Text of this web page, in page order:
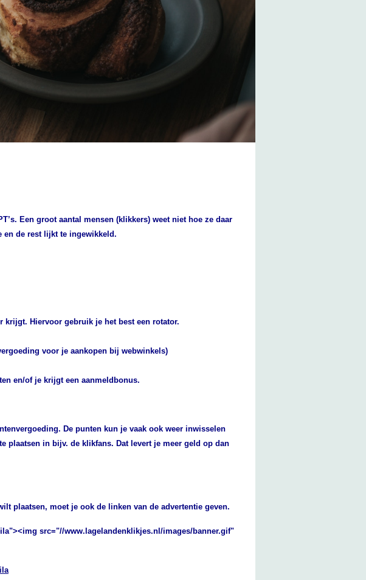
Een groot aantal mensen (klikkers) weet niet hoe ze daar
en de rest lijkt te ingewikkeld.
krijgt. Hiervoor gebruik je het best een rotator.
voor je aankopen bij webwinkels)
en/of je krijgt een aanmeldbonus.
De punten kun je vaak ook weer inwisselen
plaatsen in bijv. de klikfans. Dat levert je meer geld op dan
plaatsen, moet je ook de linken van de advertentie geven.
src="//www.lagelandenklikjes.nl/images/banner.gif"